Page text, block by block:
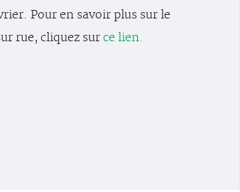
Pour en savoir plus sur le
rue, cliquez sur ce lien.